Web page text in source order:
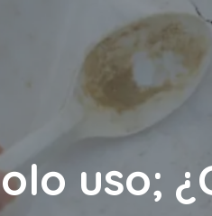
uso;